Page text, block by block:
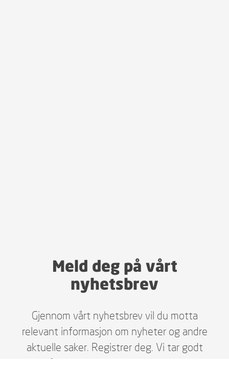
Meld deg på vårt
nyhetsbrev
Gjennom vårt nyhetsbrev vil du motta
relevant informasjon om nyheter og andre
aktuelle saker. Registrer deg. Vi tar godt
vare på dine personopplysninger i henhold